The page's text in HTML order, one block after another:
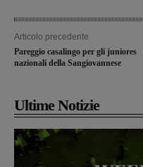
Articolo precedente
Pareggio casalingo per gli juniores
nazionali della Sangiovannese
Ultime Notizie